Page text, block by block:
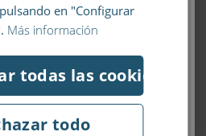
en "Configurar
Más información
todas las cookies
todo
de noticias y no se te
ni un chollo.
al boletín!